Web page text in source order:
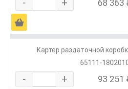
- + 68 363
Ä
Картер раздаточной
65111-
- + 93 251